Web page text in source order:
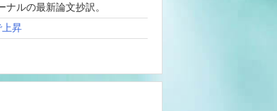
ルの最新論文抄訳。
上昇